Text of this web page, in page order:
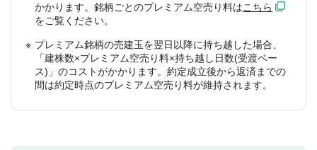
かかります。銘柄ごとのプレミアム空売り料はこちら
をご覧ください。
プレミアム銘柄の売建玉を翌日以降に持ち越した場合、
「建株数×プレミアム空売り料×持ち越し日数(受渡ベー
ス)」のコストがかかります。約定成立後から返済までの
間は約定時点のプレミアム空売り料が維持されます。